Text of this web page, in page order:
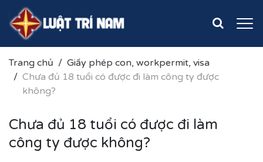
Trang chủ
Giấy phép con, workpermit, visa
Chưa đủ 18 tuổi có được đi làm công ty được
không?
Chưa đủ 18 tuổi có được đi làm
công ty được không?